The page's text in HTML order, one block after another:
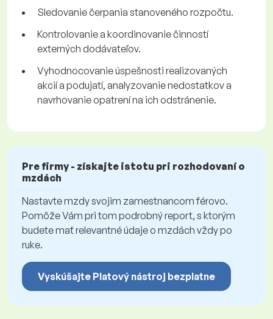
Sledovanie čerpania stanoveného rozpočtu.
Kontrolovanie a koordinovanie činností
externých dodávateľov.
Vyhodnocovanie úspešnosti realizovaných
akcií a podujatí, analyzovanie nedostatkov a
navrhovanie opatrení na ich odstránenie.
Pre firmy - získajte istotu pri rozhodovaní o
mzdách
Nastavte mzdy svojim zamestnancom férovo.
Pomôže Vám pri tom podrobný report, s ktorým
budete mať relevantné údaje o mzdách vždy po
ruke.
Vyskúšajte Platový nástroj bezplatne